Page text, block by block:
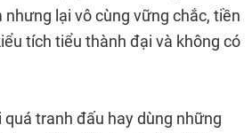
lại vô cùng vững chắc, tiền
tích tiểu thành đại và không có
quá tranh đấu hay dùng những